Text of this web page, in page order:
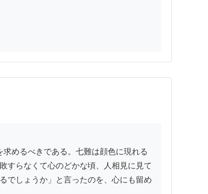
すらなくて心のどかな頃、人相見に見て
でしょうか」と言ったのを、心にも留め